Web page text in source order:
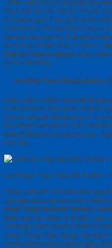
Tidak seluruhnya tingkat
toga dari kiri ke kanan, meski
mortarboard. Contohnya di
senantiasa melepaskan tassel
banyak berwarna, di tingkat
tasselnya terdiri dari 3 warna,
Nabire Papua Baratserta salah
(color identity).
Jual Baju Toga Wisuda Nabire,
Lalu pada tingkat sekolah tinggi
mahasiswa yang lulus dengan
tassel sesuai identitasnya.
di kampus terkenal serta ambil
Merah (karena di kampus itu
merah).
Jual Baju Toga Wisuda Nabire,
Tidak sekedar filosofi dari
wisuda juga mempunyai makna
Baju Toga Wisuda Nabire,
ialah warna hitam di jubah toga
menggunakan warna hitam
yang misteri dan gelap, kenapa
mendeskripsikan keterangan